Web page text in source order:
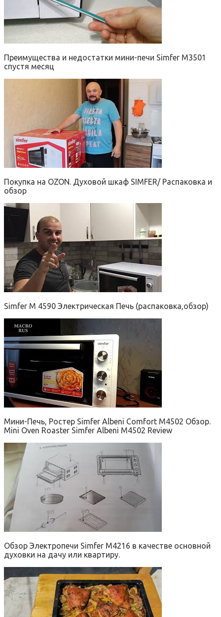
Преимущества и недостатки мини-печи Simfer M3501
спустя месяц
Покупка на OZON. Духовой шкаф SIMFER/ Распаковка и
обзор
Simfer M 4590 Электрическая Печь (распаковка,обзор)
Мини-Печь, Ростер Simfer Albeni Comfort M4502 Обзор.
Mini Oven Roaster Simfer Albeni M4502 Review
Обзор Электропечи Simfer M4216 в качестве основной
духовки на дачу или квартиру.